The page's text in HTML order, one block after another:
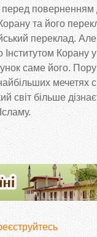
поверненням
та його
переклад.
Корану у
саме його.
мечетях
більше